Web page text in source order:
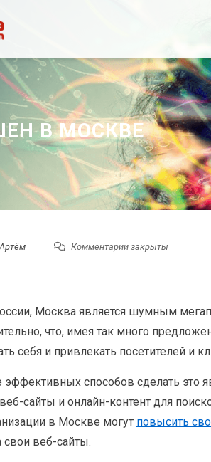
В МОСКВЕ
Артём Комментарии закрыты
Москва является шумным
что, имея так много
себя и привлекать посетителей и
способов сделать это
сайты и онлайн-контент для
в Москве могут повысить
веб-сайты.